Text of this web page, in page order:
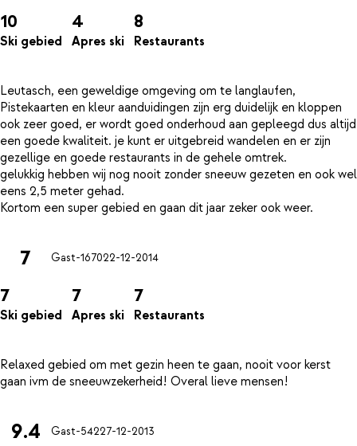
10
Ski gebied
4
Apres ski
8
Restaurants
Leutasch, een geweldige omgeving om te langlaufen,
Pistekaarten en kleur aanduidingen zijn erg duidelijk en kloppen
ook zeer goed, er wordt goed onderhoud aan gepleegd dus altijd
een goede kwaliteit. je kunt er uitgebreid wandelen en er zijn
gezellige en goede restaurants in de gehele omtrek.
gelukkig hebben wij nog nooit zonder sneeuw gezeten en ook wel
eens 2,5 meter gehad.
7 Gast-167022-12-2014
7
Ski gebied
7
Apres ski
7
Restaurants
Relaxed gebied om met gezin heen te gaan, nooit voor kerst
9.4 Gast-54227-12-2013